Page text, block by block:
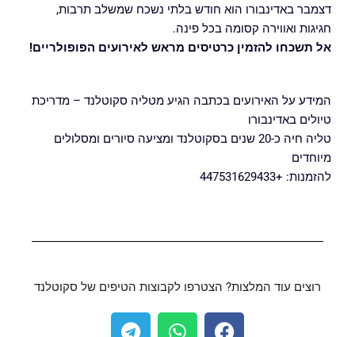
דצמבר באדינבורו הוא חודש בלתי נשכח שמשלב תרבות,
חגיגות ואווירה קסומה בכל פינה.
אל תשכחו להזמין כרטיסים מראש לאירועים הפופולריים!
המידע על האירועים בכתבה הגיע מטליה סקוטלנד – מדריכת
טיולים באדינבורו
טליה חיה כ-20 שנים בסקוטלנד ומציעה סיורים ומסלולים
מיוחדים
להזמנות: +447531629433
רוצים עוד המלצות? הצטרפו לקבוצות הטיפים של סקוטלנד
F
W
T